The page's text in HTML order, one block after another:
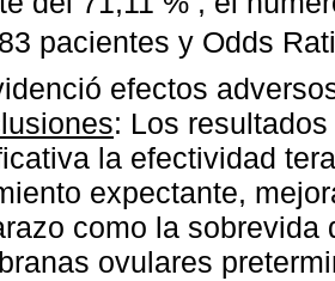
pacientes y Odds
efectos
: Los
la efectividad
expectante,
como la
ovulares